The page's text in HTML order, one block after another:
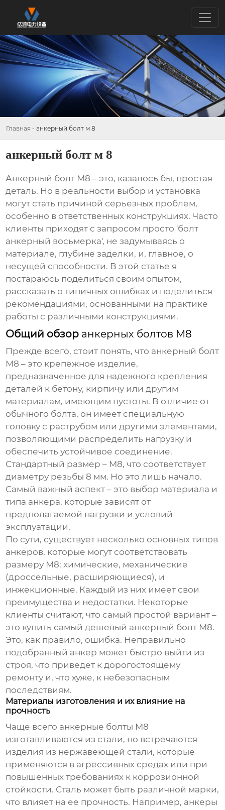
Главная - анкерный болт м 8
анкерный болт м 8
Анкерный болт М8 – это, казалось бы, простая
деталь. Но в реальности выбор и установка
могут стать причиной серьезных проблем,
особенно в ответственных конструкциях. Часто
клиенты приходят с запросом просто 'болт
анкерный восьмерка', не задумываясь о
материале, глубине заделки, и, главное, о
несущей способности. В этой статье я
постараюсь поделиться своим опытом,
рассказать о типичных ошибках и поделиться
рекомендациями, основанными на практике
работы с различными конструкциями.
Общий обзор анкерных болтов М8
Прежде всего, стоит понять, что анкерный болт
М8 – это крепежное изделие,
предназначенное для надежного крепления
деталей к бетону, кирпичу или другим
материалам, имеющим пустоты. В отличие от
обычного болта, он имеет специальную
головку с раструбом или другими элементами,
позволяющими распределить нагрузку и
обеспечить устойчивое соединение.
Стандартный размер – М8, что соответствует
диаметру резьбы 8 мм. Но это лишь начало.
Самый важный аспект – это выбор материала и
типа анкера, которые зависят от
предполагаемой нагрузки и условий
эксплуатации.
По сути, существует несколько основных типов
анкеров, которые могут соответствовать
размеру М8: химические, механические
(дроссельные, расширяющиеся), и
инжекционные. Каждый из них имеет свои
преимущества и недостатки. Некоторые
клиенты считают, что самый простой вариант –
это купить самый дешевый анкерный болт М8.
Это, как правило, ошибка. Неправильно
подобранный анкер может быстро выйти из
строя, что приведет к дорогостоящему
ремонту и, что хуже, к небезопасным
последствиям.
Материалы изготовления и их влияние на
прочность
Чаще всего анкерные болты М8
изготавливаются из стали, но встречаются
изделия из нержавеющей стали, которые
применяются в агрессивных средах или при
повышенных требованиях к коррозионной
стойкости. Сталь может быть различной марки,
что влияет на ее прочность. Например, анкеры